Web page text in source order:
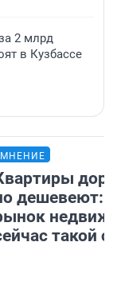
2 млрд
в Кузбассе
МНЕНИЕ
дешевеют:
такой